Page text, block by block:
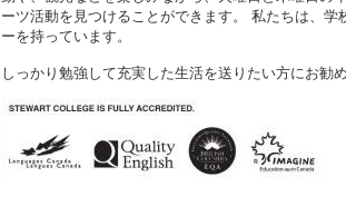
ーツ活動を見つけることができます。 私たちは、学
ーを持っています。
しっかり勉強して充実した生活を送りたい方にお勧